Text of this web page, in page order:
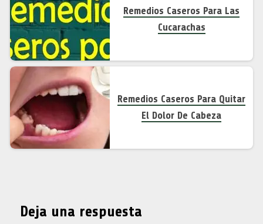
Remedios Caseros Para Las
Cucarachas
Remedios Caseros Para Quitar
El Dolor De Cabeza
Deja una respuesta